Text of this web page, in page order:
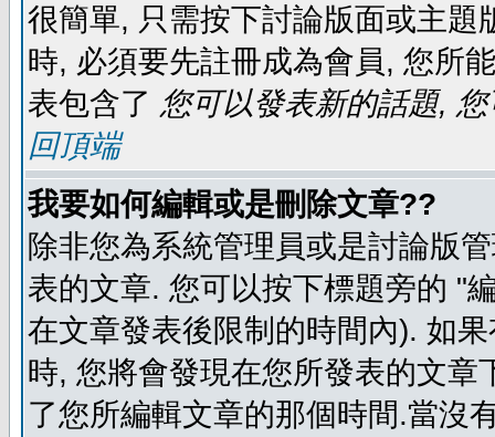
很簡單, 只需按下討論版面或主
時, 必須要先註冊成為會員, 您所
表包含了 您可以發表新的話題,
回頂端
我要如何編輯或是刪除文章??
除非您為系統管理員或是討論版
表的文章. 您可以按下標題旁的 "
在文章發表後限制的時間內). 如
時, 您將會發現在您所發表的文
了您所編輯文章的那個時間.當沒